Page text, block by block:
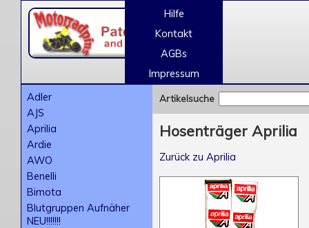
Hilfe
Kontakt
AGBs
Impressum
Adler
AJS
Aprilia
Ardie
AWO
Benelli
Bimota
Blutgruppen Aufnäher
NEU!!!!!!!
Artikelsuche
Hosenträger Aprilia
Zurück zu Aprilia